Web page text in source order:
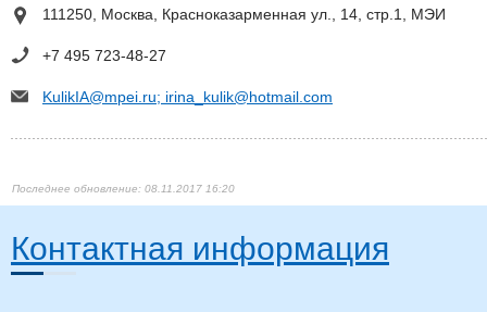
111250, Москва, Красноказарменная ул., 14, стр.1, МЭИ
+7 495 723-48-27
KulikIA@mpei.ru; irina_kulik@hotmail.com
08.11.2017 16:20
Контактная информация